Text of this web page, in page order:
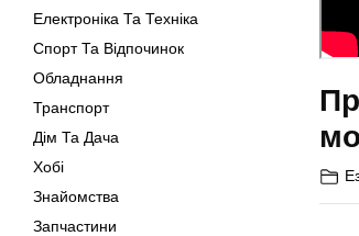
Електроніка Та Техніка
Спорт Та Відпочинок
Обладнання
Транспорт
Дім Та Дача
Хобі
Знайомства
Запчастини